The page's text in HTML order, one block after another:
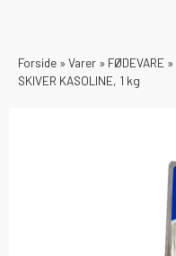
Forside » Varer » FØDEVARE »
SKIVER KASOLINE, 1 kg